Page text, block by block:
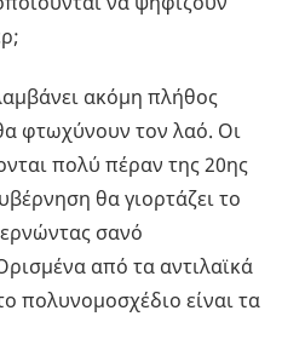
ακόμη πλήθος
φτωχύνουν τον λαό. Οι
πολύ πέραν της 20ης
θα γιορτάζει το
σανό
από τα αντιλαϊκά
πολυνομοσχέδιο είναι τα